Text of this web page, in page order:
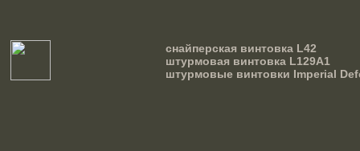
снайперская винтовка L42
штурмовая винтовка L129A1
штурмовые винтовки Imperial